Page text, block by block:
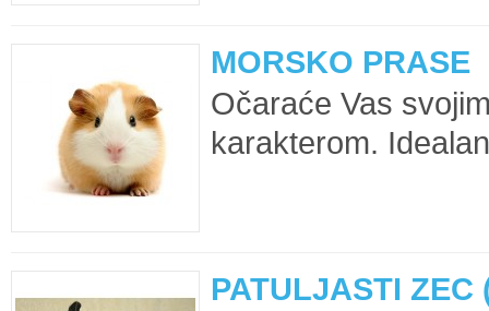
MORSKO PRASE
Očaraće Vas
karakterom.
PATULJASTI